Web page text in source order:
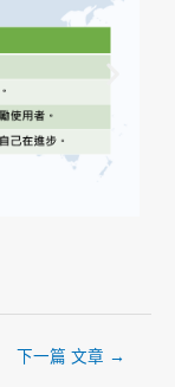
下一篇 文章 →